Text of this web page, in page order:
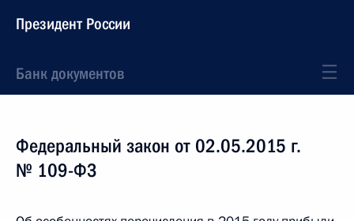
Президент России
Банк документов
Федеральный закон от 02.05.2015 г.
№ 109-ФЗ